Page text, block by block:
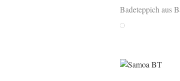
Badeteppich aus
White